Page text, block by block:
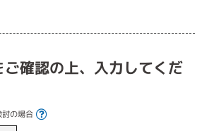
確認の上、入力してくだ
の場合